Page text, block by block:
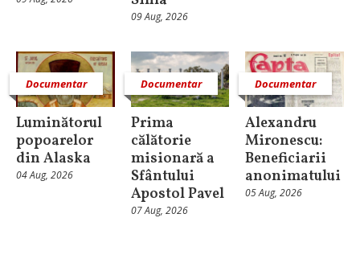
09 Aug, 2026
Documentar
Luminătorul
popoarelor
din Alaska
04 Aug, 2026
Documentar
Prima
călătorie
misionară a
Sfântului
Apostol Pavel
07 Aug, 2026
Documentar
Alexandru
Mironescu:
Beneficiarii
anonimatului
05 Aug, 2026